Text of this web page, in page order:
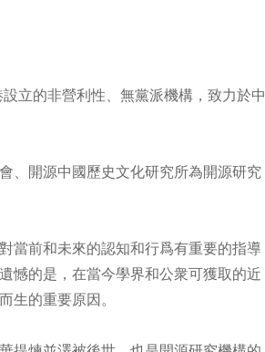
立的非營利性、無黨派機構，致力於中
、開源中國歷史文化研究所為開源研究
當前和未來的認知和行爲有重要的指導
憾的是，在當今學界和公衆可獲取的近
生的重要原因。